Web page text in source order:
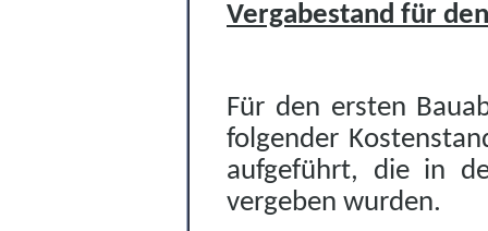
Vergabestand für
Für den ersten
folgender
aufgeführt, die in
vergeben wurden.